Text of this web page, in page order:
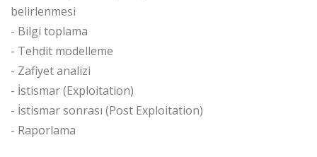
belirlenmesi
- Bilgi toplama
- Tehdit modelleme
- Zafiyet analizi
- İstismar (Exploitation)
- İstismar sonrası (Post Exploitation)
- Raporlama